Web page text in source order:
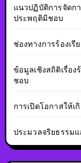
แนวปฏิบัติการจัดกา
ประพฤติมิชอบ
ช่องทางการร้องเ
ข้อมูลเชิงสถิติเรื่อ
ชอบ
การเปิดโอกาสให้เ
ประมวลจริยธรรม